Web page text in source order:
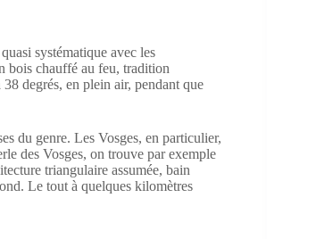
systématique avec les
bois chauffé au feu, tradition
degrés, en plein air, pendant que
du genre. Les Vosges, en particulier,
des Vosges, on trouve par exemple
triangulaire assumée, bain
Le tout à quelques kilomètres